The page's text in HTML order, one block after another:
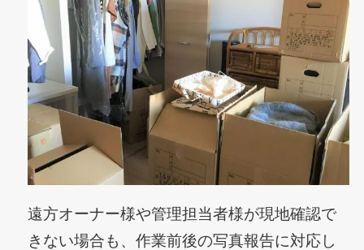
遠方オーナー様や管理担当者様が現地確認で
きない場合も、作業前後の写真報告に対応し